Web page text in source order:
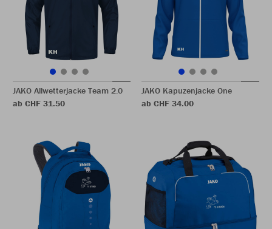
JAKO Allwetterjacke Team 2.0
ab CHF 31.50
JAKO Kapuzenjacke One
ab CHF 34.00